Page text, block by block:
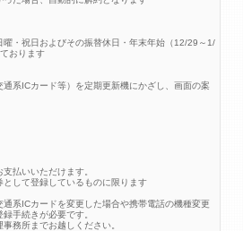
・祝日およびその振替休日・年末年始（12/29～1/
おります
系ICカード等）を定期更新機にかざし、画面の案
払いいただけます。
して登録しているものに限ります
系ICカードを変更した場合や携帯電話の機種変更
手続きが必要です。
務所までお越しください。